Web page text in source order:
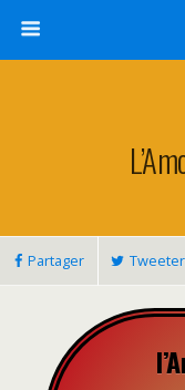
Partager Tweeter